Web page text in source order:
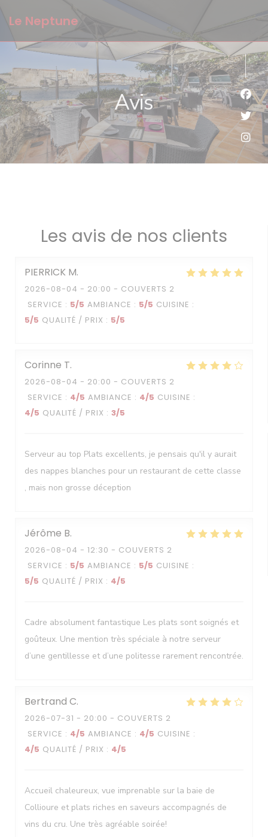
Le Neptune
Avis
Les avis de nos clients
PIERRICK M
2026-08-04 - 20:00 - COUVERTS 2
SERVICE : 5/5 AMBIANCE : 5/5 CUISINE :
5/5 QUALITÉ / PRIX : 5/5
Corinne T
2026-08-04 - 20:00 - COUVERTS 2
SERVICE : 4/5 AMBIANCE : 4/5 CUISINE :
4/5 QUALITÉ / PRIX : 3/5
Serveur au top Plats excellents, je pensais qu'il y aurait
des nappes blanches pour un restaurant de cette classe
, mais non grosse déception
Jérôme B
2026-08-04 - 12:30 - COUVERTS 2
SERVICE : 5/5 AMBIANCE : 5/5 CUISINE :
5/5 QUALITÉ / PRIX : 4/5
Cadre absolument fantastique Les plats sont soignés et
goûteux. Une mention très spéciale à notre serveur
d’une gentillesse et d’une politesse rarement rencontrée.
Bertrand C
2026-07-31 - 20:00 - COUVERTS 2
SERVICE : 4/5 AMBIANCE : 4/5 CUISINE :
4/5 QUALITÉ / PRIX : 4/5
Accueil chaleureux, vue imprenable sur la baie de
Collioure et plats riches en saveurs accompagnés de
vins du cru. Une très agréable soirée!